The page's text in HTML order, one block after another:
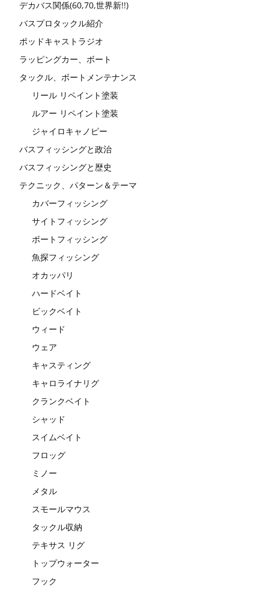
デカバス関係(60,70,世界新!!)
バスプロタックル紹介
ポッドキャストラジオ
ラッピングカー、ボート
タックル、ボートメンテナンス
リール リペイント塗装
ルアー リペイント塗装
ジャイロキャノピー
バスフィッシングと政治
バスフィッシングと歴史
テクニック、パターン＆テーマ
カバーフィッシング
サイトフィッシング
ボートフィッシング
魚探フィッシング
オカッパリ
ハードベイト
ビックベイト
ウィード
ウェア
キャスティング
キャロライナリグ
クランクベイト
シャッド
スイムベイト
フロッグ
ミノー
メタル
スモールマウス
タックル収納
テキサス リグ
トップウォーター
フック